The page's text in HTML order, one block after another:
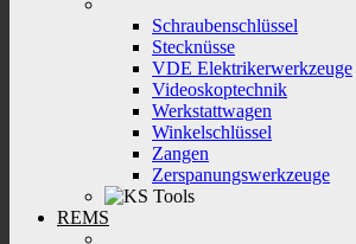
Schraubenschlüssel
Stecknüsse
VDE Elektrikerwerkzeuge
Videoskoptechnik
Werkstattwagen
Winkelschlüssel
Zangen
Zerspanungswerkzeuge
REMS